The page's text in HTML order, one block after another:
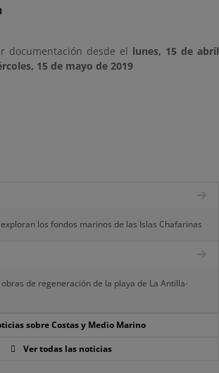
documentación desde el lunes, 15 de abril
15 de mayo de 2019
exploran los fondos marinos de las Islas Chafarinas
de regeneración de la playa de La Antilla-
sobre Costas y Medio Marino
Ver todas las noticias